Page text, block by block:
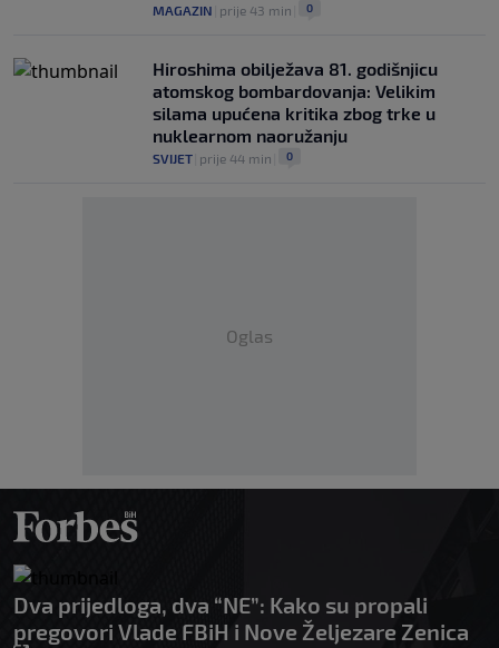
MAGAZIN prije 43 min 0
Hiroshima obilježava 81. godišnjicu
atomskog bombardovanja: Velikim
silama upućena kritika zbog trke u
nuklearnom naoružanju
SVIJET prije 44 min 0
Oglas
Dva prijedloga, dva “NE”: Kako su propali
pregovori Vlade FBiH i Nove Željezare Zenica